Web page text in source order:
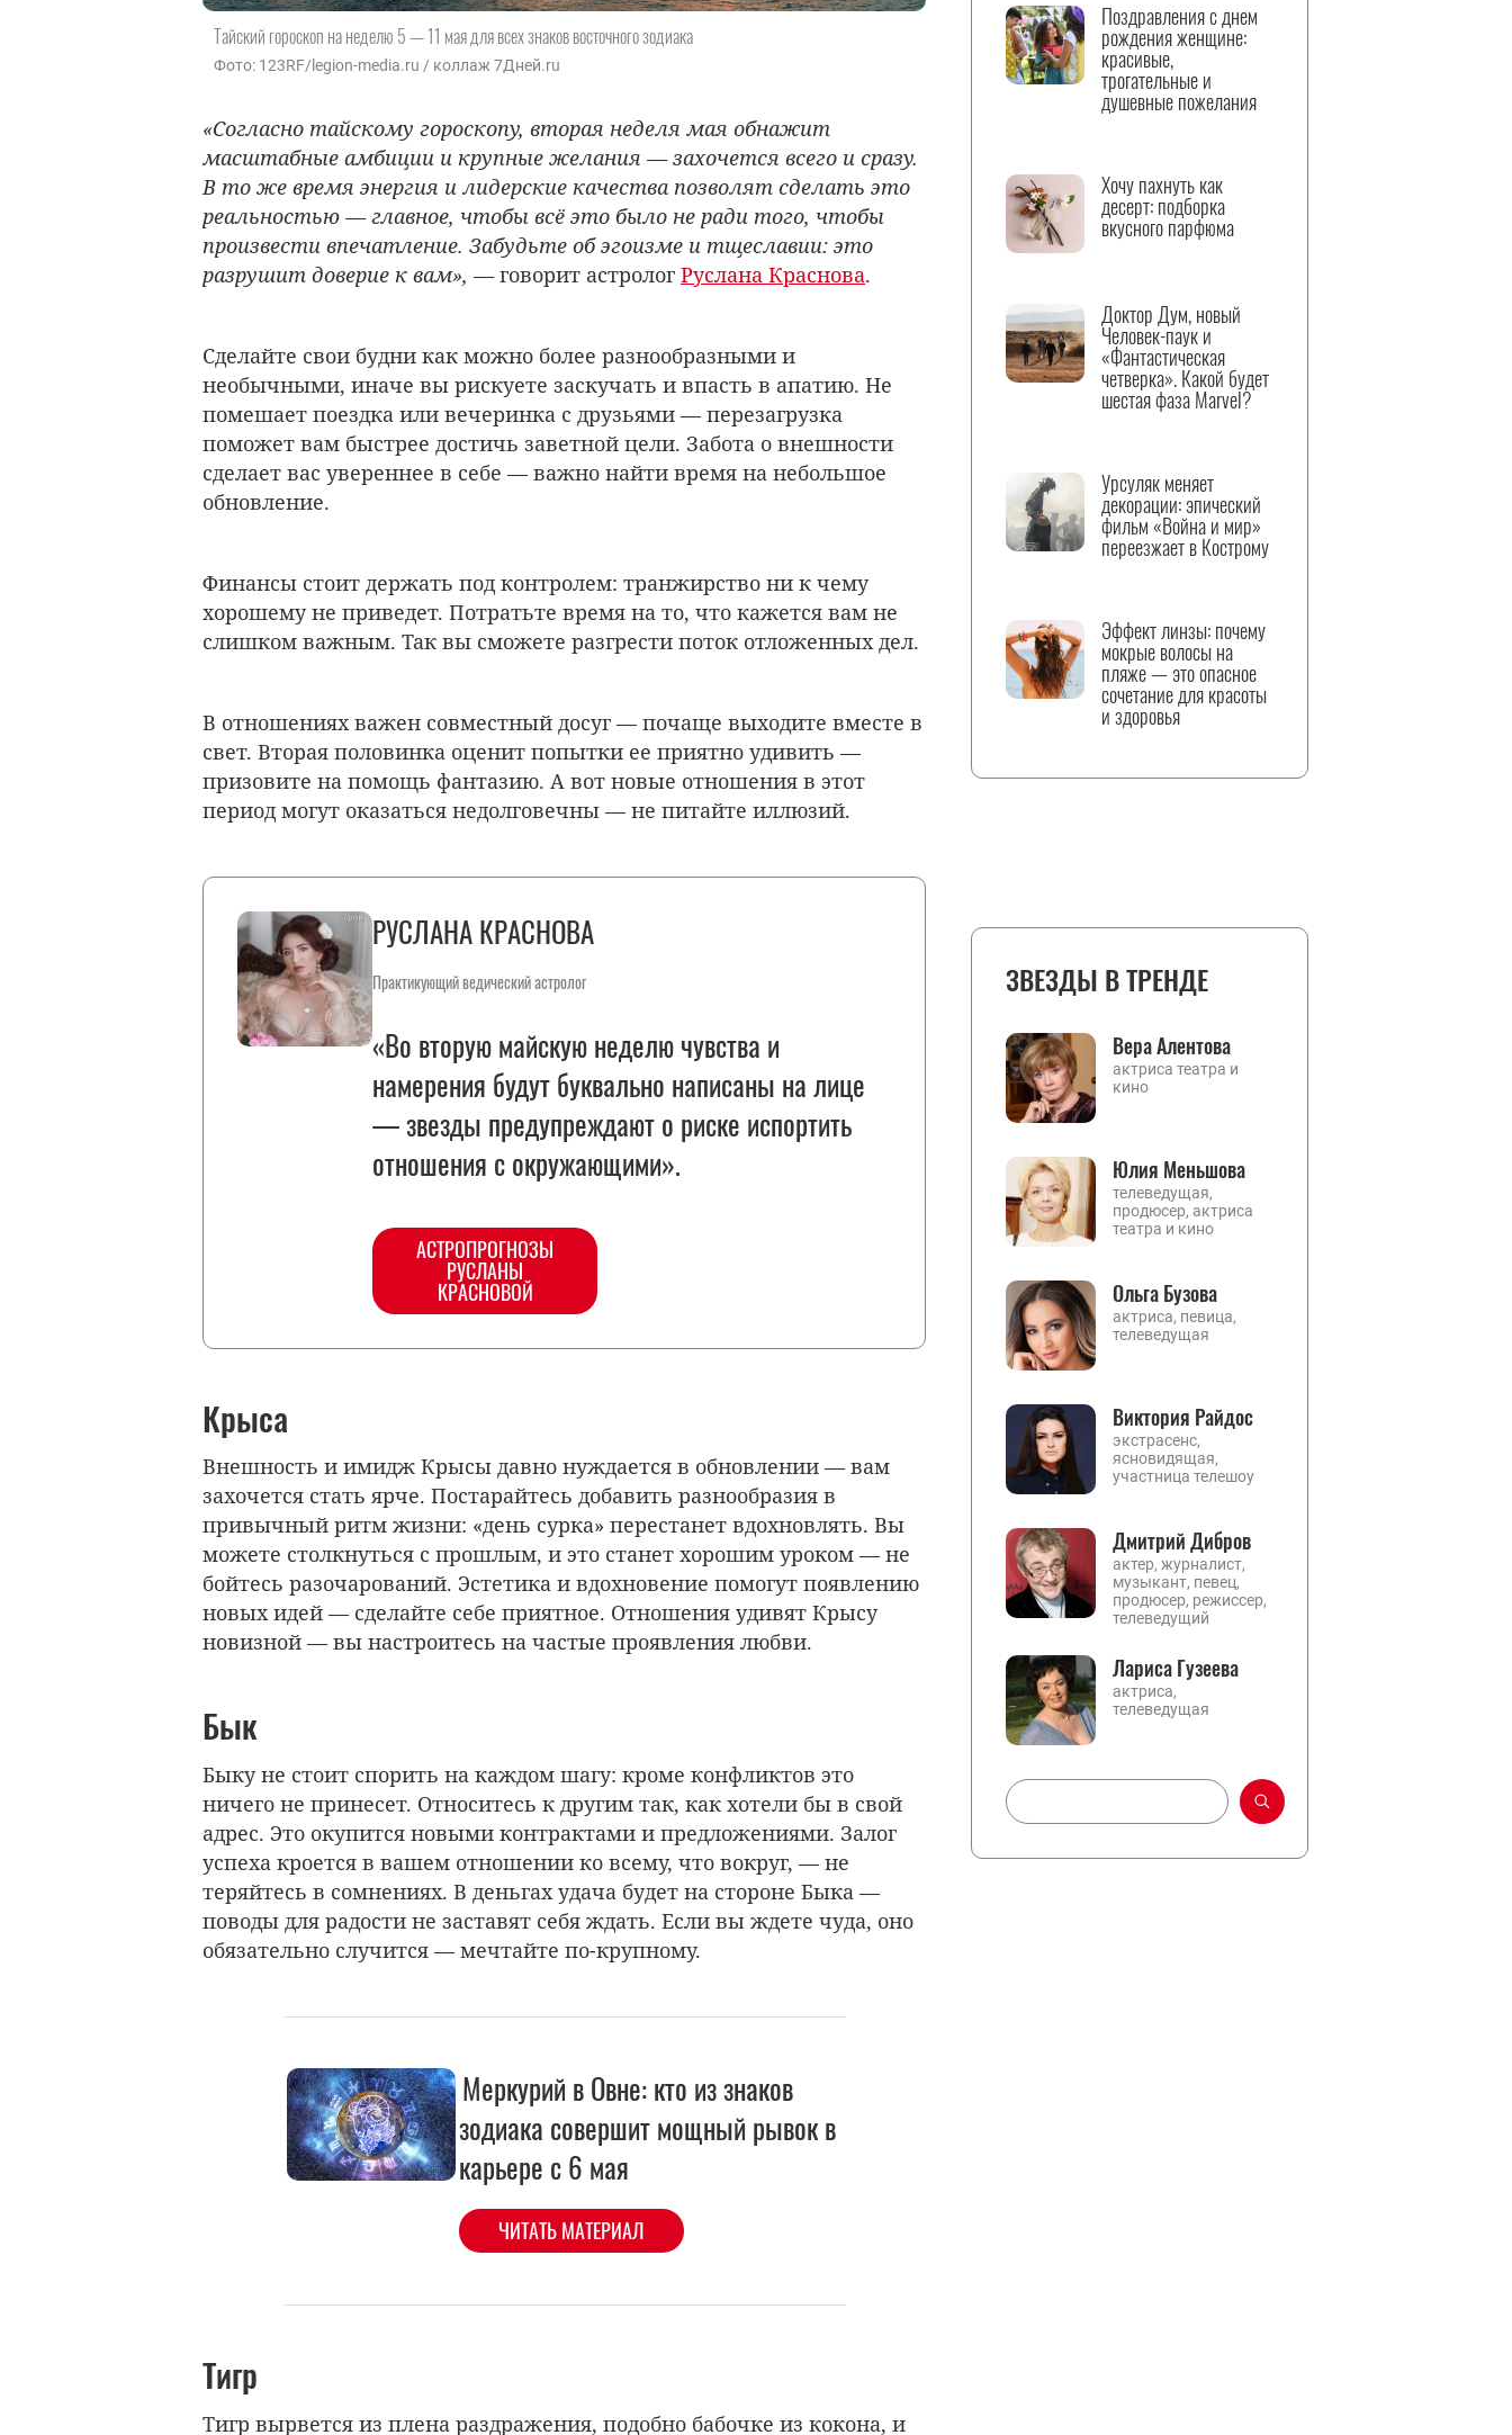
Тайский гороскоп на неделю 5 — 11 мая для всех знаков восточного зодиака
Фото: 123RF/legion-media.ru / коллаж 7Дней.ru
«Согласно тайскому гороскопу, вторая неделя мая обнажит
масштабные амбиции и крупные желания — захочется всего и сразу.
В то же время энергия и лидерские качества позволят сделать это
реальностью — главное, чтобы всё это было не ради того, чтобы
произвести впечатление. Забудьте об эгоизме и тщеславии: это
разрушит доверие к вам», —говорит астролог Руслана Краснова.
Сделайте свои будни как можно более разнообразными и
необычными, иначе вы рискуете заскучать и впасть в апатию. Не
помешает поездка или вечеринка с друзьями — перезагрузка
поможет вам быстрее достичь заветной цели. Забота о внешности
сделает вас увереннее в себе — важно найти время на небольшое
обновление.
Финансы стоит держать под контролем: транжирство ни к чему
хорошему не приведет. Потратьте время на то, что кажется вам не
слишком важным. Так вы сможете разгрести поток отложенных дел.
В отношениях важен совместный досуг — почаще выходите вместе в
свет. Вторая половинка оценит попытки ее приятно удивить —
призовите на помощь фантазию. А вот новые отношения в этот
период могут оказаться недолговечны — не питайте иллюзий.
РУСЛАНА КРАСНОВА
Практикующий ведический астролог
«Во вторую майскую неделю чувства и
намерения будут буквально написаны на лице
— звезды предупреждают о риске испортить
отношения с окружающими».
АСТРОПРОГНОЗЫ
РУСЛАНЫ
КРАСНОВОЙ
Крыса
Внешность и имидж Крысы давно нуждается в обновлении — вам
захочется стать ярче. Постарайтесь добавить разнообразия в
привычный ритм жизни: «день сурка» перестанет вдохновлять. Вы
можете столкнуться с прошлым, и это станет хорошим уроком — не
бойтесь разочарований. Эстетика и вдохновение помогут появлению
новых идей — сделайте себе приятное. Отношения удивят Крысу
новизной — вы настроитесь на частые проявления любви.
Бык
Быку не стоит спорить на каждом шагу: кроме конфликтов это
ничего не принесет. Относитесь к другим так, как хотели бы в свой
адрес. Это окупится новыми контрактами и предложениями. Залог
успеха кроется в вашем отношении ко всему, что вокруг, — не
теряйтесь в сомнениях. В деньгах удача будет на стороне Быка —
поводы для радости не заставят себя ждать. Если вы ждете чуда, оно
обязательно случится — мечтайте по-крупному.
Меркурий в Овне: кто из знаков
зодиака совершит мощный рывок в
карьере с 6 мая
ЧИТАТЬ МАТЕРИАЛ
Тигр
Тигр вырвется из плена раздражения, подобно бабочке из кокона, и
Поздравления с днем
рождения женщине:
красивые,
трогательные и
душевные пожелания
Хочу пахнуть как
десерт: подборка
вкусного парфюма
Доктор Дум, новый
Человек-паук и
«Фантастическая
четверка». Какой будет
шестая фаза Marvel?
Урсуляк меняет
декорации: эпический
фильм «Война и мир»
переезжает в Кострому
Эффект линзы: почему
мокрые волосы на
пляже — это опасное
сочетание для красоты
и здоровья
ЗВЕЗДЫ В ТРЕНДЕ
Вера Алентова
актриса театра и
кино
Юлия Меньшова
телеведущая,
продюсер, актриса
театра и кино
Ольга Бузова
актриса, певица,
телеведущая
Виктория Райдос
экстрасенс,
ясновидящая,
участница телешоу
Дмитрий Дибров
актер, журналист,
музыкант, певец,
продюсер, режиссер,
телеведущий
Лариса Гузеева
актриса,
телеведущая